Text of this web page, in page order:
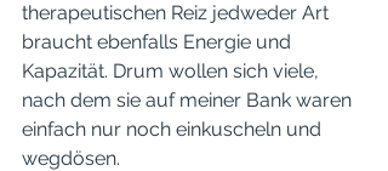
therapeutischen Reiz jedweder Art
braucht ebenfalls Energie und
Kapazität. Drum wollen sich viele,
nach dem sie auf meiner Bank waren
einfach nur noch einkuscheln und
wegdösen.